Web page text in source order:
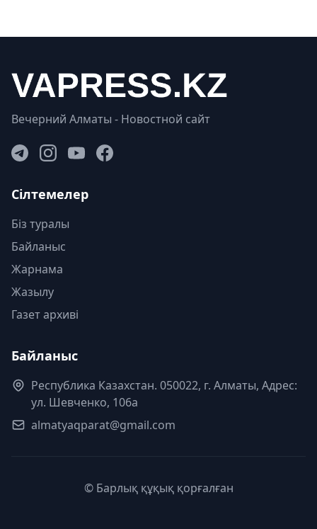
Вечерний Алматы - Новостной сайт
Сілтемелер
Біз туралы
Байланыс
Жарнама
Жазылу
Газет архиві
Байланыс
Республика Казахстан. 050022, г. Алматы, Адрес:
ул. Шевченко, 106а
almatyaqparat@gmail.com
© Барлық құқық қорғалған